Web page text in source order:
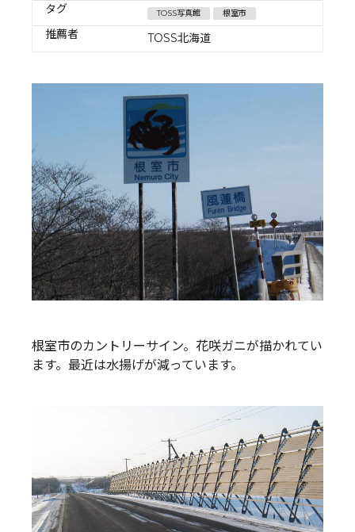
タグ TOSS写真館 根室市
推薦者 TOSS北海道
根室市のカントリーサイン。花咲ガニが描かれてい
ます。最近は水揚げが減っています。